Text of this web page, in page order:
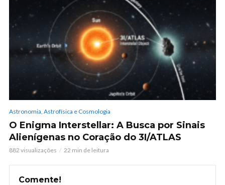
Astronomia, Astrofísica e Cosmologia
O Enigma Interstellar: A Busca por Sinais
Alienígenas no Coração do 3I/ATLAS
882 visualizações 22 min de leitura
Comente!